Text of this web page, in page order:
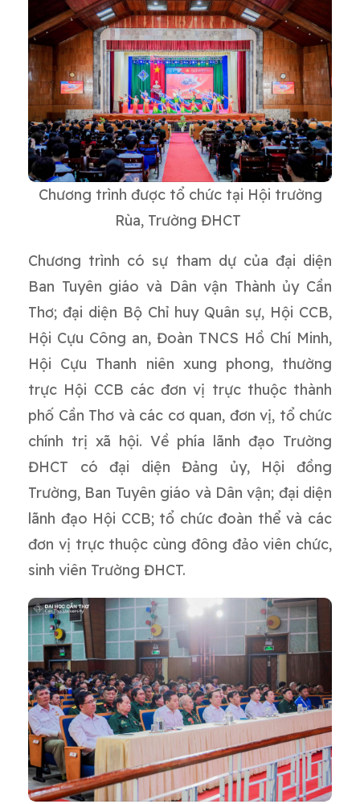
Chương trình được tổ chức tại Hội trường
Rùa, Trường ĐHCT
Chương trình có sự tham dự của đại diện
Ban Tuyên giáo và Dân vận Thành ủy Cần
Thơ; đại diện Bộ Chỉ huy Quân sự, Hội CCB,
Hội Cựu Công an, Đoàn TNCS Hồ Chí Minh,
Hội Cựu Thanh niên xung phong, thường
trực Hội CCB các đơn vị trực thuộc thành
phố Cần Thơ và các cơ quan, đơn vị, tổ chức
chính trị xã hội. Về phía lãnh đạo Trường
ĐHCT có đại diện Đảng ủy, Hội đồng
Trường, Ban Tuyên giáo và Dân vận; đại diện
lãnh đạo Hội CCB; tổ chức đoàn thể và các
đơn vị trực thuộc cùng đông đảo viên chức,
sinh viên Trường ĐHCT.